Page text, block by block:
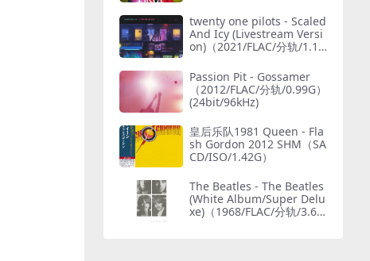
twenty one pilots - Scaled
And Icy (Livestream Versi
on)（2021/FLAC/分轨/1.15
Passion Pit - Gossamer
（2012/FLAC/分轨/0.99G）
(24bit/96kHz)
皇后乐队1981 Queen - Fla
sh Gordon 2012 SHM（SA
CD/ISO/1.42G）
The Beatles - The Beatles
(White Album/Super Delu
xe)（1968/FLAC/分轨/3.69